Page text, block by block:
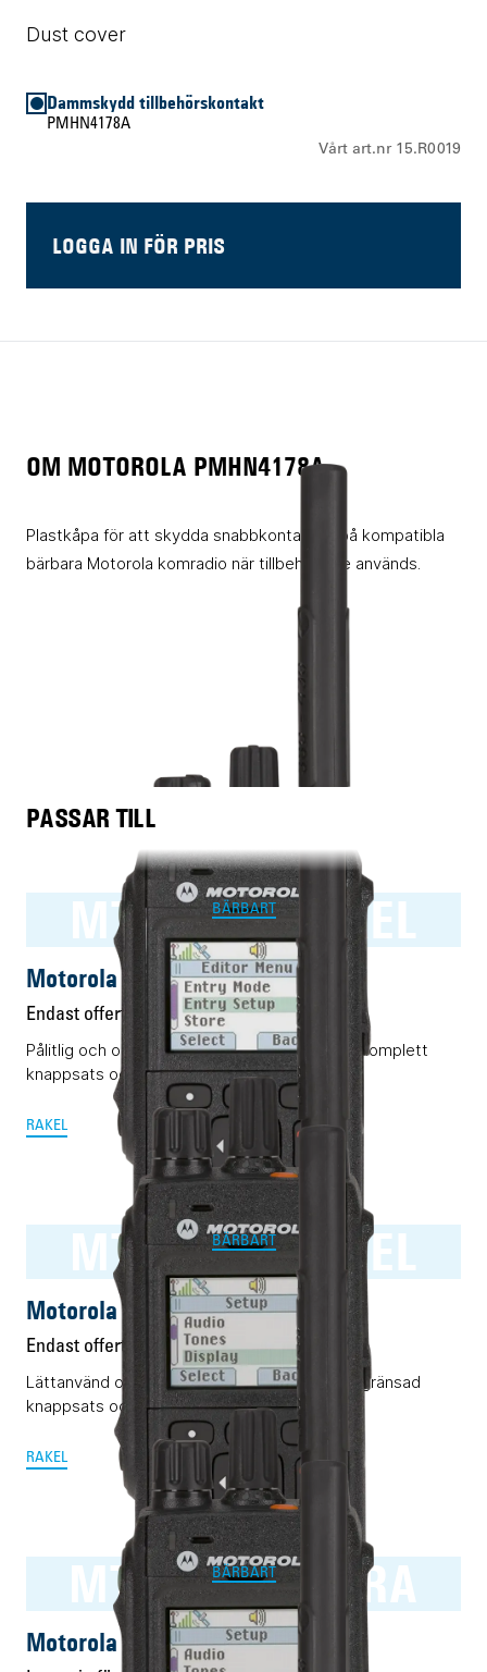
Dust cover
Dammskydd tillbehörskontakt
PMHN4178A
Vårt art.nr 15.R0019
LOGGA IN FÖR PRIS
OM MOTOROLA PMHN4178A
Plastkåpa för att skydda snabbkontakten på kompatibla
bärbara Motorola komradio när tillbehör inte används.
PASSAR TILL
MTP3550 RAKEL
BÄRBART
Motorola MTP3550 RAKEL
Endast offert
Pålitlig och okomplicerad Rakelterminal med komplett
knappsats och display.
RAKEL
MTP3500 RAKEL
BÄRBART
Motorola MTP3500 RAKEL
Endast offert
Lättanvänd och pålitlig Rakelterminal med begränsad
knappsats och display.
RAKEL
MTP3500 TETRA
BÄRBART
Motorola MTP3500 TETRA